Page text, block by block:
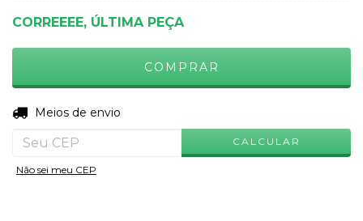
CORREEEE, ÚLTIMA PEÇA
Entregas para o CEP:
Meios de envio
CALCULAR
Não sei meu CEP